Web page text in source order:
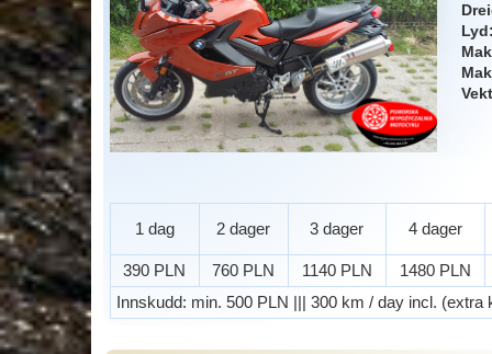
Lyd
Vekt
1 dag 2 dager 3 dager 4 dager
390 PLN 760 PLN 1140 PLN 1480 PLN
Innskudd: min. 500 PLN ||| 300 km / day incl. (extra